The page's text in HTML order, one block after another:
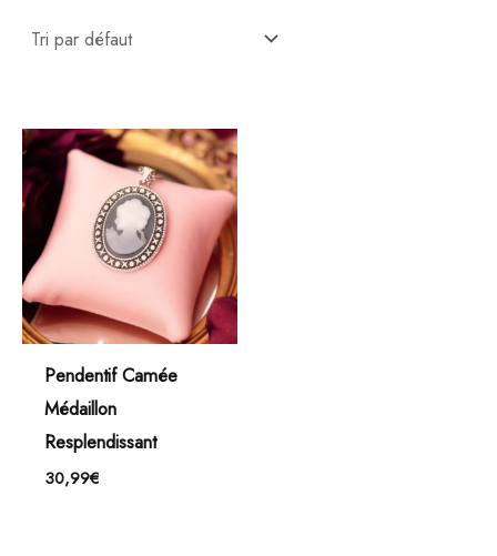
Pendentif Camée
Médaillon
Resplendissant
30,99€